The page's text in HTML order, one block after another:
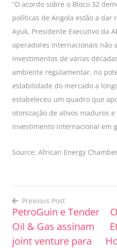
“O acordo sobre o Bloco 32
políticas de Angola estão a dar
Ayuk, Presidente Executivo da
operadores internacionais não
investimentos de várias
ambiente regulamentar, no
estabilidade do mercado a
estabeleceu um quadro que
otimização de ativos maduros
investimento internacional em
Source: African Energy
Post
navigation
Previous Post
PetroGuin e Tender
Oil & Gas assinam
joint venture para